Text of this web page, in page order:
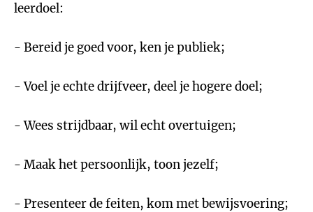
leerdoel:
- Bereid je goed voor, ken je publiek;
- Voel je echte drijfveer, deel je hogere doel;
- Wees strijdbaar, wil echt overtuigen;
- Maak het persoonlijk, toon jezelf;
- Presenteer de feiten, kom met bewijsvoering;